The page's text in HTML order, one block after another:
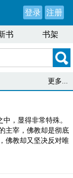
登录 注册
书 书架
更多...
，显得非常特殊。
主宰，佛教却是彻底
佛教却又坚决反对唯